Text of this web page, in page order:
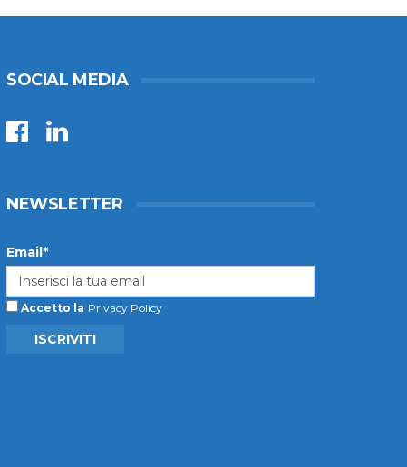
SOCIAL MEDIA
NEWSLETTER
Email*
Accetto la Privacy Policy
ISCRIVITI